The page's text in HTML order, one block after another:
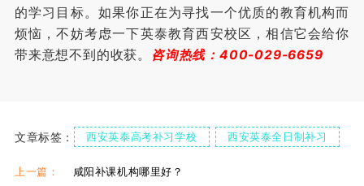
的学习目标。如果你正在为寻找一个优质的教育机构而
烦恼，不妨考虑一下英泰教育西安校区，相信它会给你
带来意想不到的收获。
咨询热线：400-029-6659
文章标签： 西安英泰高考补习学校 西安英泰全日制补习
上一篇： 咸阳补课机构哪里好？